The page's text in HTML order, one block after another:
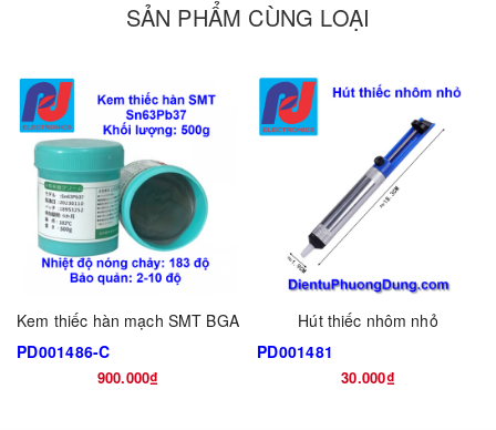
SẢN PHẨM CÙNG LOẠI
Kem thiếc hàn mạch SMT BGA
PD001486-C
900.000₫
Hút thiếc nhôm nhỏ
PD001481
30.000₫